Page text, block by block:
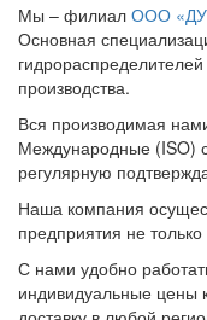
Мы – филиал ООО
Основная
производства.
Вся производимая
Международные (ISO)
регулярную
Наша компания
предприятия не
С нами удобно
индивидуальные цены